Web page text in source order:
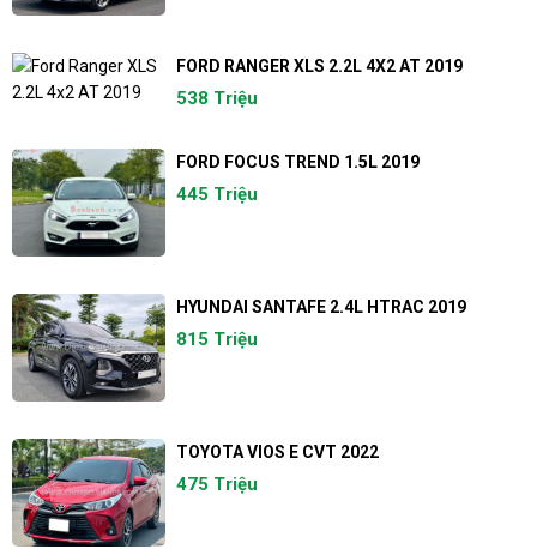
FORD RANGER XLS 2.2L 4X2 AT 2019
538 Triệu
FORD FOCUS TREND 1.5L 2019
445 Triệu
HYUNDAI SANTAFE 2.4L HTRAC 2019
815 Triệu
TOYOTA VIOS E CVT 2022
475 Triệu